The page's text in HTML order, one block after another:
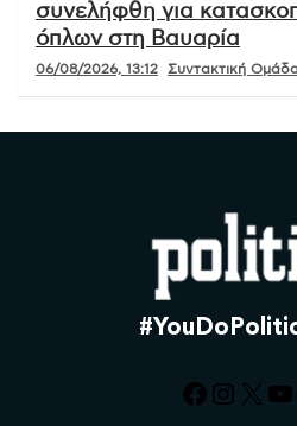
συνελήφθη για
όπλων στη Βαυαρία
06/08/2026, 13:12 Συντακτική
X